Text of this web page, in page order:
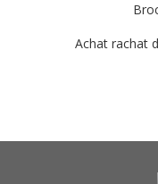
Achat rachat